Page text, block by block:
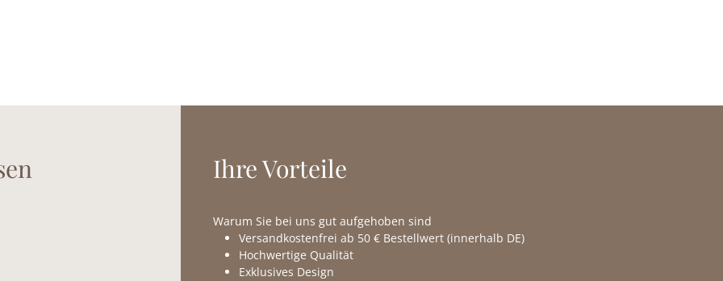
Ihre Vorteile
Warum Sie bei uns gut aufgehoben sind
Versandkostenfrei ab 50 € Bestellwert (innerhalb DE)
Hochwertige Qualität
Exklusives Design